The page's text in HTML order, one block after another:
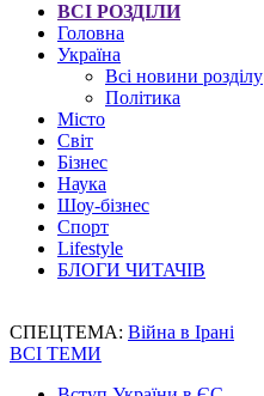
ВСІ РОЗДІЛИ
Головна
Україна
Всі новини розділу
Політика
Місто
Світ
Бізнес
Наука
Шоу-бізнес
Спорт
Lifestyle
БЛОГИ ЧИТАЧІВ
СПЕЦТЕМА: Війна в Ірані
ВСІ ТЕМИ